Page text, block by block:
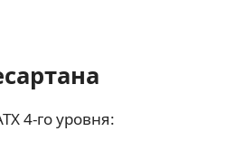
4-го уровня: